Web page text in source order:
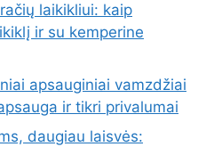
laikikliui: kaip
ir su kemperine
apsauginiai vamzdžiai
ir tikri privalumai
daugiau laisvės: